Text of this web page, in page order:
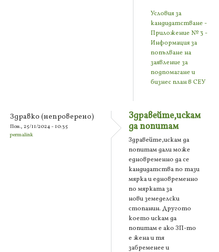
Условия за
кандидатстване -
Приложение № 3 -
Информация за
попълване на
заявление за
подпомагане и
бизнес план в СЕУ
Здравко (непроверено)
Пон., 25/11/2024 - 10:35
permalink
Здравейте,искам
да попитам
Здравейте,искам да
попитам дали може
едновременно да се
кандидатства по тази
мярка и едновременно
по мярката за
нови земеделски
стопанин. Другото
което искам да
попитам е ако ЗП-то
е жена и тя
забременее и